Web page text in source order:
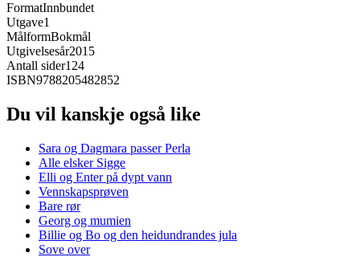
FormatInnbundet
Utgave1
MålformBokmål
Utgivelsesår2015
Antall sider124
ISBN9788205482852
Du vil kanskje også like
Sara og Dagmara passer Perla
Alle elsker Sigge
Elli og Enter på dypt vann
Vennskapsprøven
Bare rør
Georg og mumien
Billie og Bo og den heidundrandes jula
Sove over